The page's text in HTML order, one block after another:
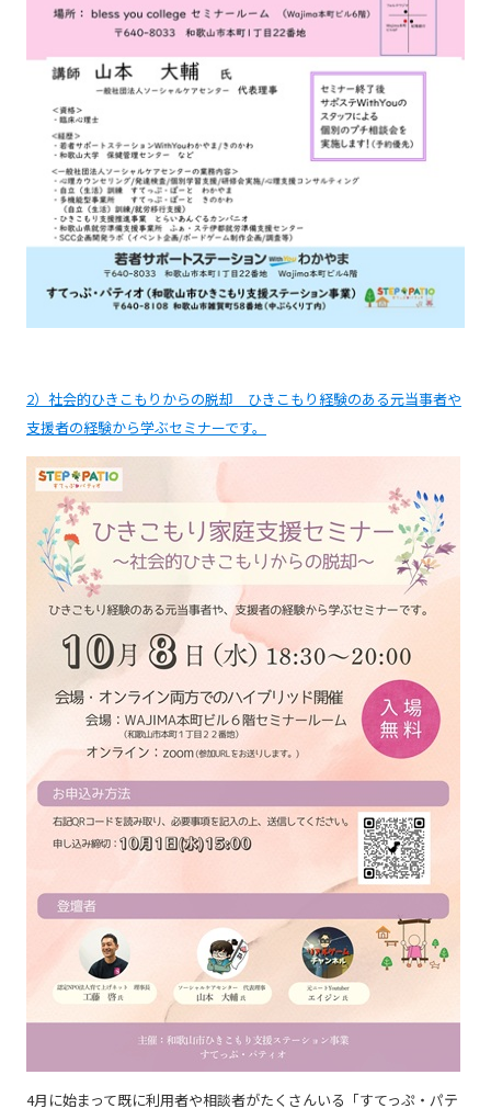
2）社会的ひきこもりからの脱却 ひきこもり経験のある元当事者や
支援者の経験から学ぶセミナーです。
4月に始まって既に利用者や相談者がたくさんいる「すてっぷ・パテ